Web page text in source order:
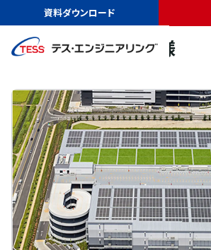
資料ダウンロード
実績紹介 日本GLP株式会社様
太陽光発電 屋根
日本GLP株式会社様